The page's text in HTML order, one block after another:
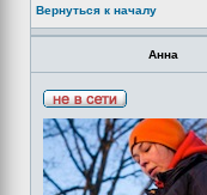
Вернуться к началу
Анна